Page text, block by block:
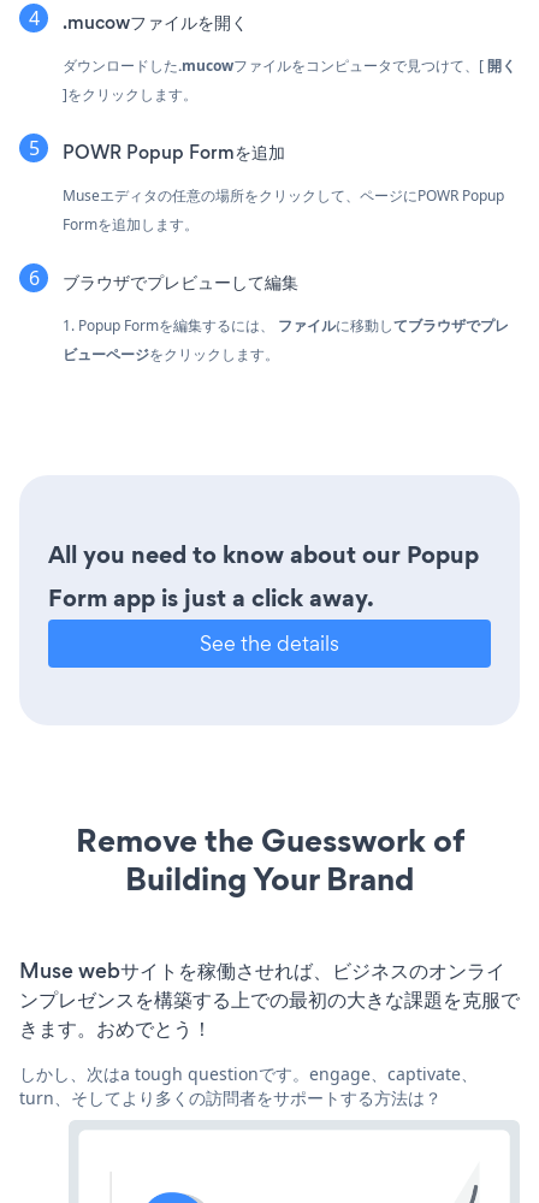
.mucowファイルを開く
ダウンロードした.mucowファイルをコンピュータで見つけて、[開く
]をクリックします。
POWR Popup Formを追加
Museエディタの任意の場所をクリックして、ページにPOWR Popup
Formを追加します。
ブラウザでプレビューして編集
1. Popup Formを編集するには、 ファイルに移動してブラウザでプレ
ビューページをクリックします。
All you need to know about our Popup
Form app is just a click away.
See the details
Remove the Guesswork of
Building Your Brand
Muse webサイトを稼働させれば、ビジネスのオンライ
ンプレゼンスを構築する上での最初の大きな課題を克服で
きます。おめでとう！
しかし、次はa tough questionです。engage、captivate、
turn、そしてより多くの訪問者をサポートする方法は？